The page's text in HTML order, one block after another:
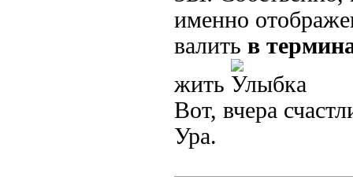
именно
валить в
жить
Вот, вчера
Ура.